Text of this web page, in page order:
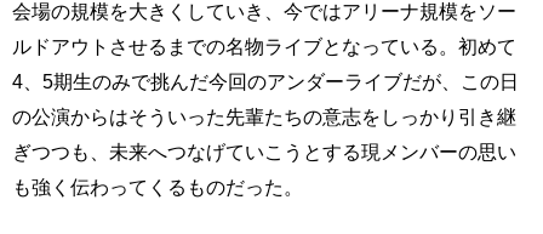
会場の規模を大きくしていき、今ではアリーナ規模をソー
ルドアウトさせるまでの名物ライブとなっている。初めて
4、5期生のみで挑んだ今回のアンダーライブだが、この日
の公演からはそういった先輩たちの意志をしっかり引き継
ぎつつも、未来へつなげていこうとする現メンバーの思い
も強く伝わってくるものだった。